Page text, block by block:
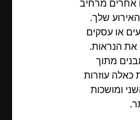
אחרים מרחיב
שלך.
או עסקים
את הנראות.
מתוך
כאלה עוזרות
ומושכות